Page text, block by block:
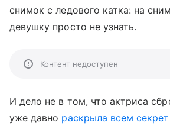
снимок с ледового катка: на
девушку просто не узнать.
Контент недоступен
И дело не в том, что актриса
уже давно раскрыла всем